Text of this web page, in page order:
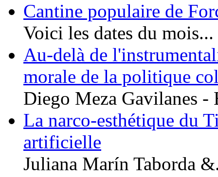
Cantine populaire de
Voici les dates du mois...
Au-delà de
morale de la politique
Diego Meza Gavilanes -
La narco-esthétique du
artificielle
Juliana Marín Taborda